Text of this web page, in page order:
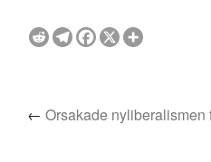
← Orsakade nyliberalismen